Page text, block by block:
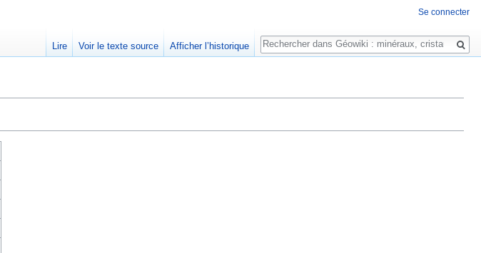
Se connecter
Lire Voir le texte source Afficher l’historique
Rechercher